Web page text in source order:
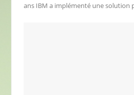
ans IBM a implémenté une solution